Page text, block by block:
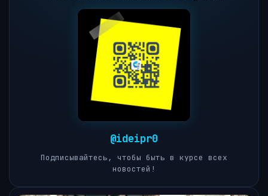
@ideipr0
Подписывайтесь, чтобы быть в курсе всех
новостей!